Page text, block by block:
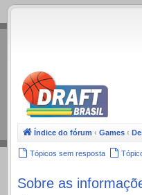
.
Índice do fórum ‹ Games ‹
Tópicos sem resposta
Sobre as